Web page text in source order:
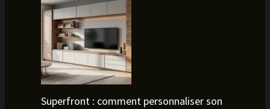
Superfront : comment personnaliser son